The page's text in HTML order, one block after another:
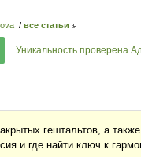
/ все статьи
Уникальность проверена
гештальтов, а
и где найти ключ к